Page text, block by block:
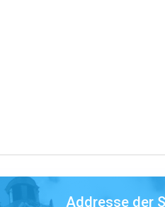
Addresse der